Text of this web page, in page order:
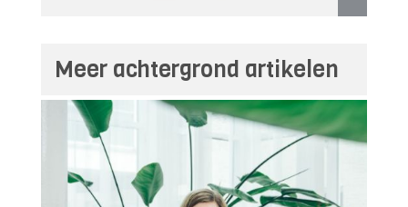
Meer achtergrond artikelen